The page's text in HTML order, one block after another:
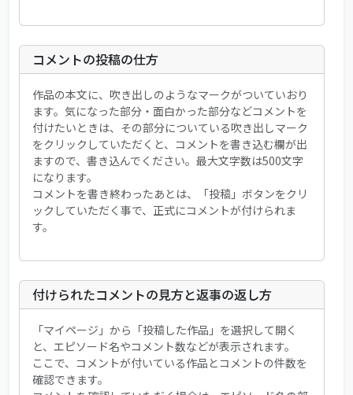
コメントの投稿の仕方
作品の本文に、吹き出しのようなマークがついていおり
ます。気になった部分・面白かった部分などコメントを
付けたいときは、その部分についている吹き出しマーク
をクリックしていただくと、コメントを書き込む欄が出
ますので、書き込んでください。最大文字数は500文字
になります。
コメントを書き終わったあとは、「投稿」ボタンをクリ
ックしていただく事で、正式にコメントが付けられま
す。
付けられたコメントの見方と返事の返し方
「マイページ」から「投稿した作品」を選択して開く
と、エピソード名やコメント数などが表示されます。
ここで、コメントが付いている作品とコメントの件数を
確認できます。